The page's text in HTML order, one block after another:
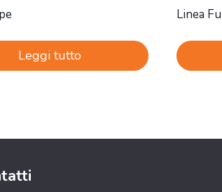
Leggi tutto
Linea